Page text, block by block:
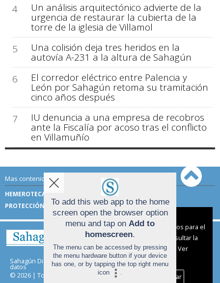
4
Un análisis arquitectónico advierte de la
urgencia de restaurar la cubierta de la
torre de la iglesia de Villamol
5
Una colisión deja tres heridos en la
autovía A-231 a la altura de Sahagún
6
El corredor eléctrico entre Palencia y
León por Sahagún retoma su tramitación
cinco años después
7
IU denuncia a una empresa de recobros
ante la Fiscalía por acoso tras el conflicto
en Villamuñío
Mas contenido de Sahagún Digital:
HEMEROTECA
TÉRMINOS DE USO
PROTECCIÓN DE DATOS
Sahagún Digital | Términos de uso|Protección de
datos
© 2026 | Todos los derechos reservados
Aviso sobre el Uso de cookies:
Utilizamos cookies nuestras y de terceros para el
funcionamiento del digital. Puedes consultar la
lista de cookies y como desconectarlas.
Ver
nuestra Política de Privacidad y Cookies
Aceptar Cookies
Personalizar
To add this web app to the home
screen open the browser option
menu and tap on Add to
homescreen.
The menu can be accessed by pressing
the menu hardware button if your device
has one, or by tapping the top right menu
icon
.